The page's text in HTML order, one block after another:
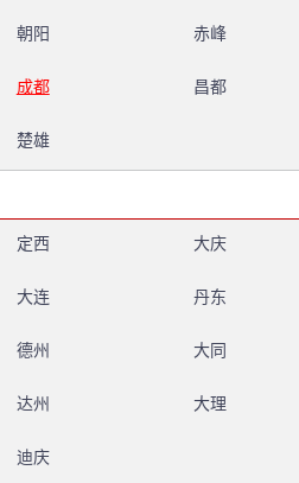
朝阳 赤峰
成都 昌都
楚雄
定西 大庆
大连 丹东
德州 大同
达州 大理
迪庆